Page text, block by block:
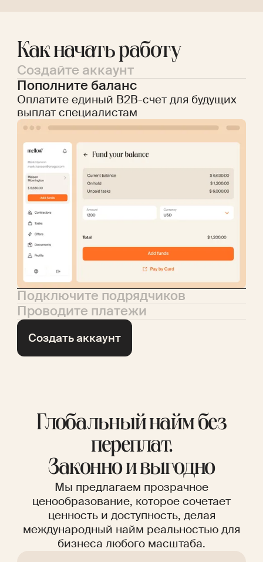
Как начать работу
Создайте аккаунт
Пополните баланс
Оплатите единый B2B-счет для будущих
выплат специалистам
Подключите подрядчиков
Проводите платежи
Создать аккаунт
Глобальный найм без
переплат.
Законно и выгодно
Мы предлагаем прозрачное
ценообразование, которое сочетает
ценность и доступность, делая
международный найм реальностью для
бизнеса любого масштаба.